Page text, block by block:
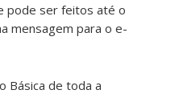
pode ser feitos até o
mensagem para o e-
Básica de toda a